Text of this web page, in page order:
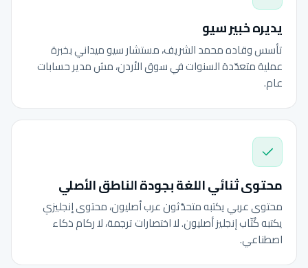
يديره خبير سيو
تأسس وقاده محمد الشريف، مستشار سيو ميداني بخبرة
عملية متعدّدة السنوات في سوق الأردن، مش مدير حسابات
عام.
محتوى ثنائي اللغة بجودة الناطق الأصلي
محتوى عربي يكتبه متحدّثون عرب أصليون، محتوى إنجليزي
يكتبه كُتّاب إنجليز أصليون. لا اختصارات ترجمة، لا ركام ذكاء
اصطناعي.